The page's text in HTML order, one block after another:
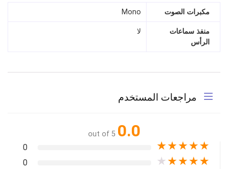
مكبرات الصوت Mono
منفذ سماعات
الرأس
لا
مراجعات المستخدم
0.0
out of 5
★
★
★
★
★
0
★
★
★
★
★
0